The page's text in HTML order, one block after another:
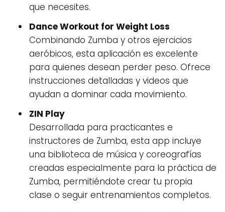
que necesites.
Dance Workout for Weight Loss
Combinando Zumba y otros ejercicios
aeróbicos, esta aplicación es excelente
para quienes desean perder peso. Ofrece
instrucciones detalladas y videos que
ayudan a dominar cada movimiento.
ZIN Play
Desarrollada para practicantes e
instructores de Zumba, esta app incluye
una biblioteca de música y coreografías
creadas especialmente para la práctica de
Zumba, permitiéndote crear tu propia
clase o seguir entrenamientos completos.